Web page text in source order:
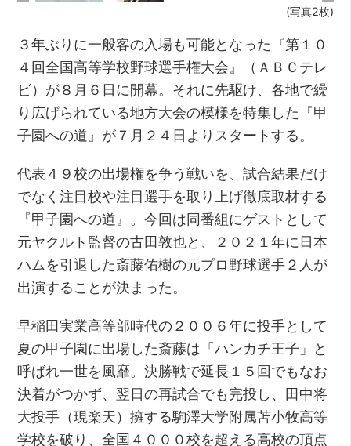
(写真2枚)
３年ぶりに一般客の入場も可能となった『第１０
４回全国高等学校野球選手権大会』（ＡＢＣテレ
ビ）が８月６日に開幕。それに先駆け、各地で繰
り広げられている地方大会の模様を特集した『甲
子園への道』が７月２４日よりスタートする。
代表４９校の出場権を争う戦いを、試合結果だけ
でなく注目校や注目選手を取り上げ徹底取材する
『甲子園への道』。今回は同番組にゲストとして
元ヤクルト監督の古田敦也と、２０２１年に日本
ハムを引退した斎藤佑樹の元プロ野球選手２人が
出演することが決まった。
早稲田実業高等部時代の２００６年に投手として
夏の甲子園に出場した斎藤は「ハンカチ王子」と
呼ばれ一世を風靡。決勝戦で延長１５回でもなお
決着がつかず、翌日の再試合でも完投し、田中将
大投手（現楽天）擁する駒澤大学附属苫小牧高等
学校を破り、全国４０００校を超える高校の頂点